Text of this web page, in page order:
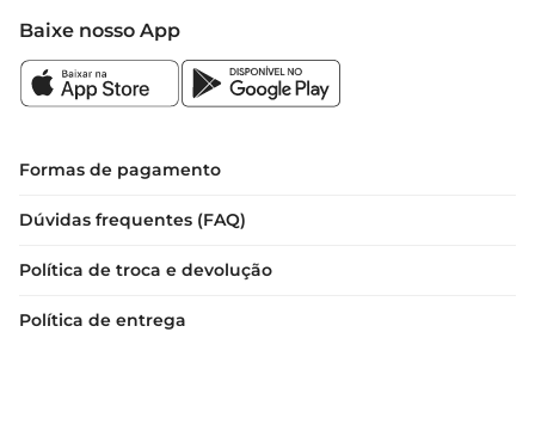
Baixe nosso App
Formas de pagamento
Dúvidas frequentes (FAQ)
Política de troca e devolução
Política de entrega